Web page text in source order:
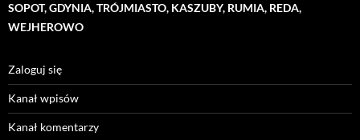
SOPOT, GDYNIA, TRÓJMIASTO, KASZUBY, RUMIA, REDA,
WEJHEROWO
Zaloguj się
Kanał wpisów
Kanał komentarzy